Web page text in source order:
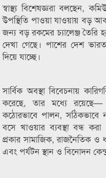
স্বাস্থ্য বিশেষজ্ঞরা বলছেন,
উপস্থিতি পাওয়া যাওয়ায় বড়
জন্য বড় রকমের চ্যালেঞ্জ তৈরি
দেখা গেছে। পাশের দেশ
দিয়ে যাচ্ছে।
সার্বিক অবস্থা বিবেচনায়
করেছে, তার মধ্যে রয়েছে—
কঠোরভাবে পালন, সঠিকভাবে
বসে খাওয়ার ব্যবস্থা বন্ধ
প্রকার সামাজিক, রাজনৈতিক ও
এবং পর্যটন স্থান ও বিনোদন